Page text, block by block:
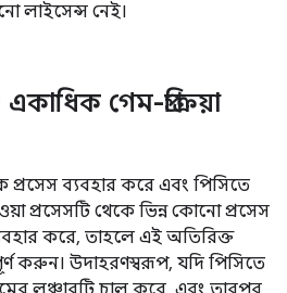
লাইসেন্স নেই।
গেম-প্রক্রিয়া
ব্যবহার করে এবং পিসিতে
প্রসেসটি থেকে ভিন্ন কোনো প্রসেস
করে, তাহলে এই অতিরিক্ত
করুন। উদাহরণস্বরূপ, যদি পিসিতে